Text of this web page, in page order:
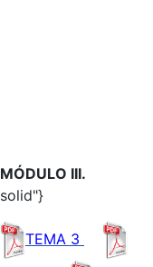
III.
TEMA 3